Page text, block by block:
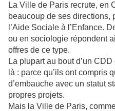
La Ville de Paris recrute, en
beaucoup de ses directions,
l’Aide Sociale à l’Enfance.
ou en sociologie répondent
offres de ce type.
La plupart au bout d’un
là : parce qu’ils ont compris
d’embauche avec un statut
propres projets.
Mais la Ville de Paris,